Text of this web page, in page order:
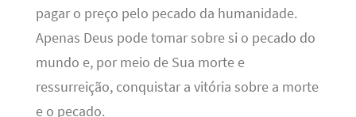
pagar o preço pelo pecado da humanidade.
Apenas Deus pode tomar sobre si o pecado do
mundo e, por meio de Sua morte e
ressurreição, conquistar a vitória sobre a morte
e o pecado.